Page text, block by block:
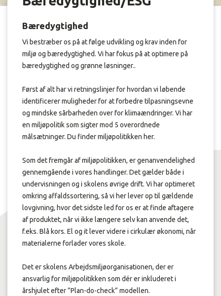
Bæredygtighed
Vi bestræber os på at følge udvikling og krav inden for
miljø og bæredygtighed. Vi har fokus på at optimere på
bæredygtighed og grønne løsninger..
Først af alt har vi retningslinjer for hvordan vi løbende
identificerer muligheder for at forbedre tilpasningsevne
og mindske sårbarheden over for klimaændringer. Vi har
en miljøpolitik som sigter mod 5 overordnede
målsætninger. Du finder miljøpolitikken her.
Som det fremgår af miljøpolitikken, er genanvendelighed
gennemgående i vores handlinger. Det gælder både i
undervisningen og i skolens øvrige drift. Vi har optimeret
omkring affaldssortering, så vi her lever op til gældende
lovgivning, hvor det sidste led for os er at finde aftagere
af produktet, når vi ikke længere selv kan anvende det,
f.eks. Blå kors. El og it lever videre i cirkulær økonomi, når
materialerne forlader vores skole.
Det er skolens Arbejdsmiljøorganisationen, der er
ansvarlig for miljøpolitikken som dér er inkluderet i
årshjulet efter ”Plan-do-check” modellen.